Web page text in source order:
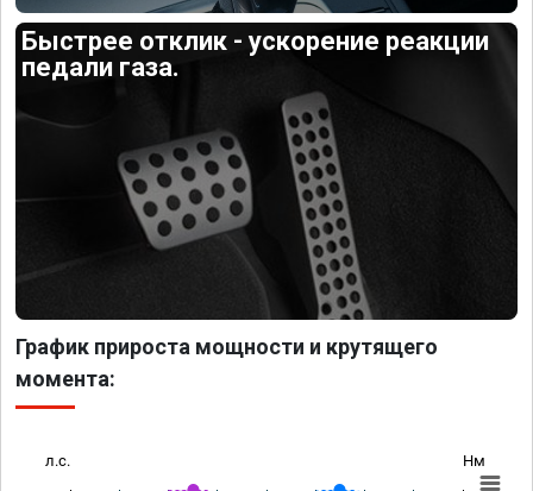
Быстрее отклик - ускорение реакции
педали газа.
График прироста мощности и крутящего
момента:
л.с. Нм